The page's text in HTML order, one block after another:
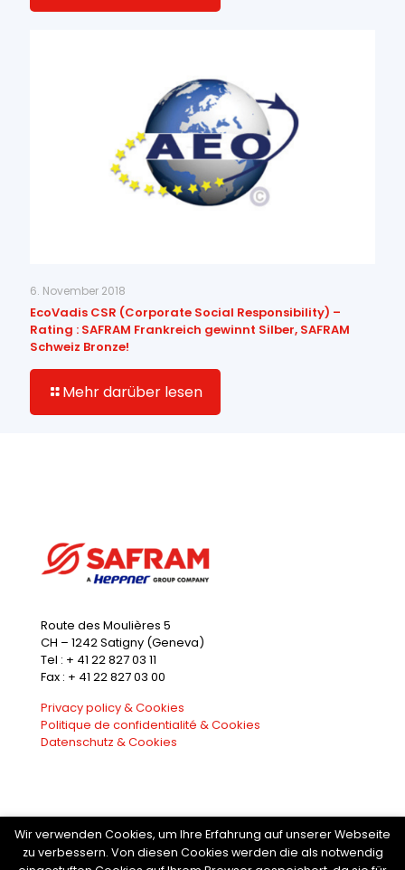
6. November 2018
EcoVadis CSR (Corporate Social Responsibility) –
Rating : SAFRAM Frankreich gewinnt Silber, SAFRAM
Schweiz Bronze!
Mehr darüber lesen
Route des Moulières 5
CH – 1242 Satigny (Geneva)
Tel : + 41 22 827 03 11
Fax : + 41 22 827 03 00
Privacy policy & Cookies
Politique de confidentialité & Cookies
Datenschutz & Cookies
Wir verwenden Cookies, um Ihre Erfahrung auf unserer Webseite
zu verbessern. Von diesen Cookies werden die als notwendig